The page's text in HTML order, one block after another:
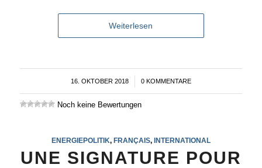
Weiterlesen
16. OKTOBER 2018
/ 0 KOMMENTARE
Noch keine Bewertungen
ENERGIEPOLITIK, FRANÇAIS, INTERNATIONAL
UNE SIGNATURE POUR